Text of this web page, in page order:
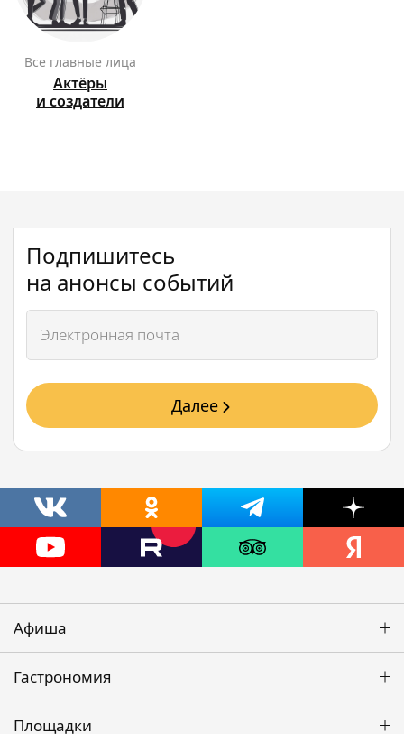
Все главные лица
Актёры
и создатели
Подпишитесь
на анонсы событий
Далее
Афиша
Гастрономия
Площадки